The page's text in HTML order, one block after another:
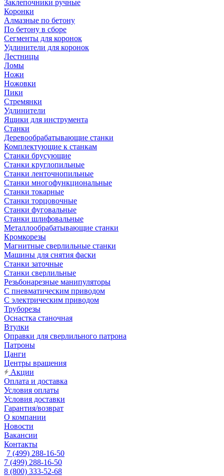
Заклепочники ручные
Коронки
Алмазные по бетону
По бетону в сборе
Сегменты для коронок
Удлинители для коронок
Лестницы
Ломы
Ножи
Ножовки
Пики
Стремянки
Удлинители
Ящики для инструмента
Станки
Деревообрабатывающие станки
Комплектующие к станкам
Станки брусующие
Станки круглопильные
Станки ленточнопильные
Станки многофункциональные
Станки токарные
Станки торцовочные
Станки фуговальные
Станки шлифовальные
Металлообрабатывающие станки
Кромкорезы
Магнитные сверлильные станки
Машины для снятия фаски
Станки заточные
Станки сверлильные
Резьбонарезные манипуляторы
С пневматическим приводом
С электрическим приводом
Труборезы
Оснастка станочная
Втулки
Оправки для сверлильного патрона
Патроны
Цанги
Центры вращения
Акции
Оплата и доставка
Условия оплаты
Условия доставки
Гарантия/возврат
О компании
Новости
Вакансии
Контакты
7 (499) 288-16-50
7 (499) 288-16-50
8 (800) 333-52-68